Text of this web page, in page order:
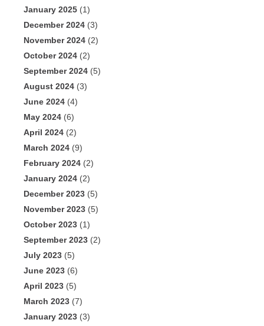
January 2025 (1)
December 2024 (3)
November 2024 (2)
October 2024 (2)
September 2024 (5)
August 2024 (3)
June 2024 (4)
May 2024 (6)
April 2024 (2)
March 2024 (9)
February 2024 (2)
January 2024 (2)
December 2023 (5)
November 2023 (5)
October 2023 (1)
September 2023 (2)
July 2023 (5)
June 2023 (6)
April 2023 (5)
March 2023 (7)
January 2023 (3)